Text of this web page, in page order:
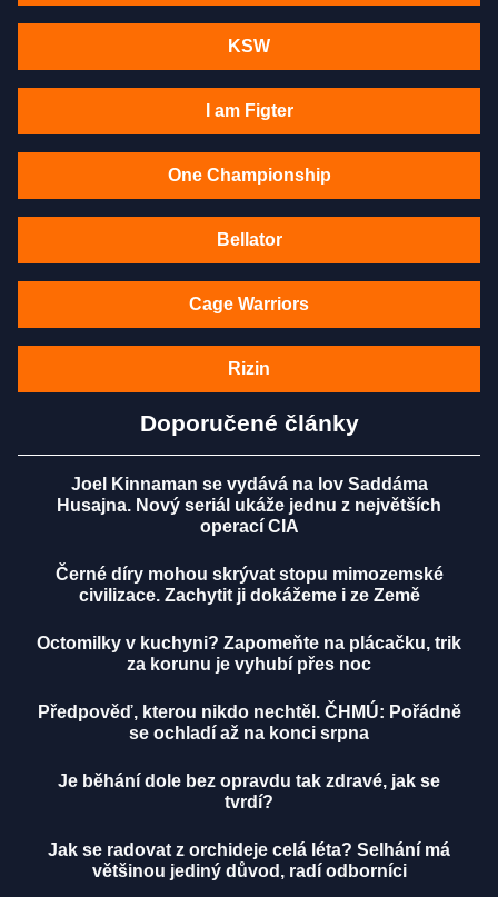
KSW
I am Figter
One Championship
Bellator
Cage Warriors
Rizin
Doporučené články
Joel Kinnaman se vydává na lov Saddáma
Husajna. Nový seriál ukáže jednu z největších
operací CIA
Černé díry mohou skrývat stopu mimozemské
civilizace. Zachytit ji dokážeme i ze Země
Octomilky v kuchyni? Zapomeňte na plácačku, trik
za korunu je vyhubí přes noc
Předpověď, kterou nikdo nechtěl. ČHMÚ: Pořádně
se ochladí až na konci srpna
Je běhání dole bez opravdu tak zdravé, jak se
tvrdí?
Jak se radovat z orchideje celá léta? Selhání má
většinou jediný důvod, radí odborníci